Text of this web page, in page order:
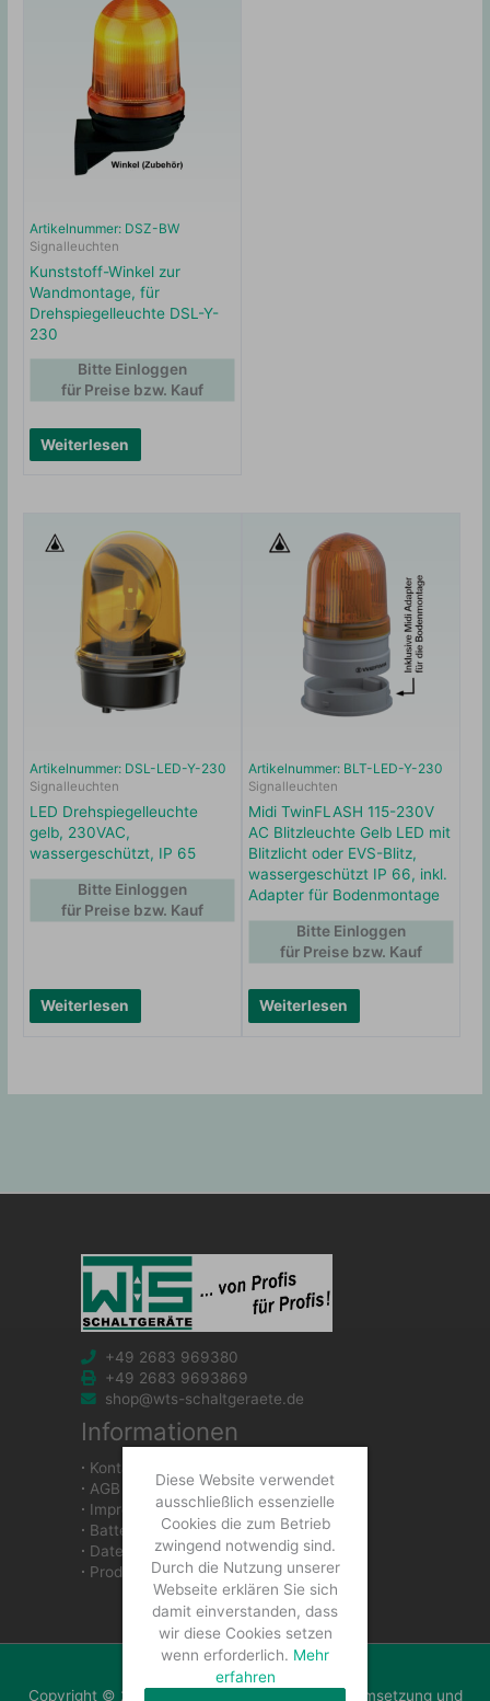
Artikelnummer: DSZ-BW
Signalleuchten
Kunststoff-Winkel zur
Wandmontage, für
Drehspiegelleuchte DSL-Y-
230
Weiterlesen
Bitte Einloggen
für Preise bzw. Kauf
Artikelnummer: DSL-LED-Y-230
Signalleuchten
LED Drehspiegelleuchte
gelb, 230VAC,
wassergeschützt, IP 65
Weiterlesen
Bitte Einloggen
für Preise bzw. Kauf
Artikelnummer: BLT-LED-Y-230
Signalleuchten
Midi TwinFLASH 115-230V
AC Blitzleuchte Gelb LED mit
Blitzlicht oder EVS-Blitz,
wassergeschützt IP 66, inkl.
Adapter für Bodenmontage
Weiterlesen
Bitte Einloggen
für Preise bzw. Kauf
+49 2683 969380
+49 2683 9693869
shop@wts-schaltgeraete.de
Informationen
∙ Kontakt
∙ AGB
∙ Impressum
∙ Batteriegesetzhinweise
∙ Datenschutzerklärung
∙ Produkte
Copyright © 2026 WTS Schaltgeräte GmbH | Umsetzung und
Diese Website verwendet
ausschließlich essenzielle
Cookies die zum Betrieb
zwingend notwendig sind.
Durch die Nutzung unserer
Webseite erklären Sie sich
damit einverstanden, dass
wir diese Cookies setzen
wenn erforderlich. Mehr
erfahren